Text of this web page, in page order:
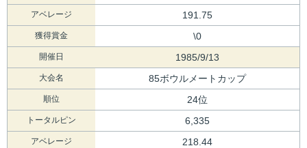
アベレージ 191.75
獲得賞金 \0
開催日 1985/9/13
大会名 85ボウルメートカップ
順位 24位
トータルピン 6,335
アベレージ 218.44